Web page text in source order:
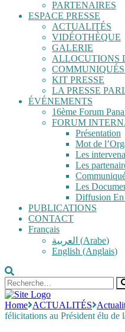
PARTENAIRES
ESPACE PRESSE
ACTUALITÉS
VIDÉOTHÈQUE
GALERIE
ALLOCUTIONS
COMMUNIQUÉS
KIT PRESSE
LA PRESSE
ÉVÉNEMENTS
16ème Forum
FORUM
Présentation
Mot de
Les
Les
Les
Diffusion
PUBLICATIONS
CONTACT
Français
العربية (Arabe)
English (Anglais)
Home ACTUALITÉS
félicitations au Président élu de